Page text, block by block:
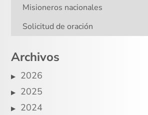
Misioneros nacionales
Solicitud de oración
Archivos
2026
2025
2024